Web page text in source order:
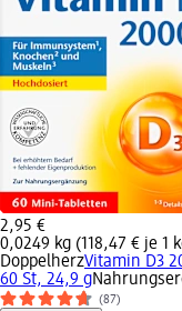
2,95 €
0,0249 kg (118,47 € je 1
DoppelherzVitamin D3
60 St, 24,9 g
(87)